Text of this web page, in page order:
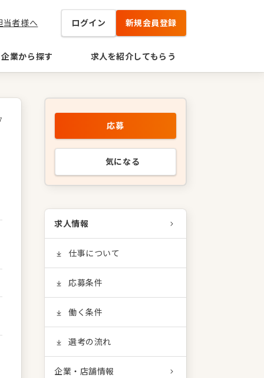
当者様へ ログイン 新規会員登録
企業から探す 求人を紹介してもらう
応募
気になる
求人情報
仕事について
応募条件
働く条件
選考の流れ
企業・店舗情報